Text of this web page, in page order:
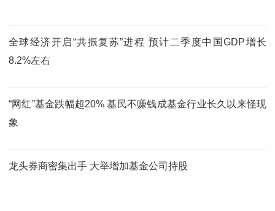
全球经济开启“共振复苏”进程 预计二季度中国GDP增长
8.2%左右
“网红”基金跌幅超20% 基民不赚钱成基金行业长久以来怪现
象
龙头券商密集出手 大举增加基金公司持股